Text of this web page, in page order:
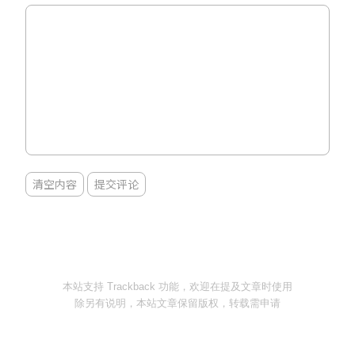
清空内容 提交评论
本站支持 Trackback 功能，欢迎在提及文章时使用
除另有说明，本站文章保留版权，转载需申请